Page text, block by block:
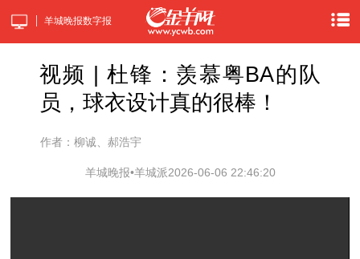
羊城晚报数字报
视频 | 杜锋：羡慕粤BA的队
员，球衣设计真的很棒！
作者：柳诚、郝浩宇
羊城晚报•羊城派2026-06-06 22:46:20